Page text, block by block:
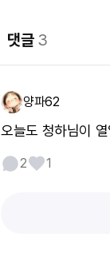
댓글3
양파62
오늘도 청하님이
2 1